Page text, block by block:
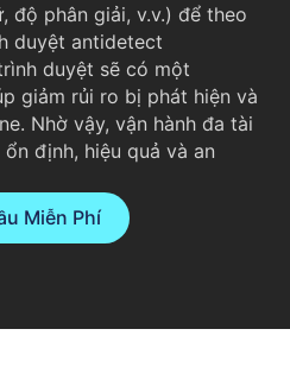
độ phân giải, v.v.) để theo
duyệt antidetect
duyệt sẽ có một
giảm rủi ro bị phát hiện và
Nhờ vậy, vận hành đa tài
định, hiệu quả và an
Miễn Phí